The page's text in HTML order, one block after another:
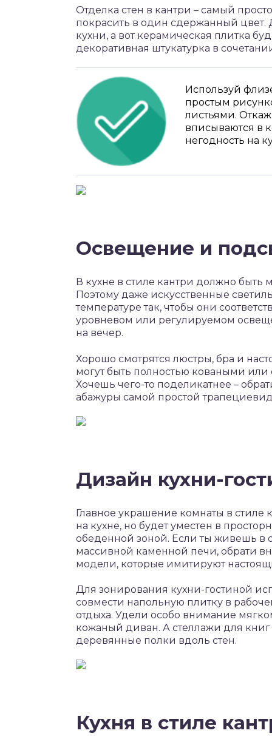
Отделка стен в кантри – самый
покрасить в один сдержанный
кухни, а вот керамическая плитка
декоративная штукатурка в
Используй
простым
листьями.
вписываются в
негодность на
Освещение и
В кухне в стиле кантри должно быть
Поэтому даже искусственные
температуре так, чтобы они
уровневом или регулируемом
на вечер.
Хорошо смотрятся люстры, бра и
могут быть полностью коваными
Хочешь чего-то поделикатнее –
абажуры самой простой
Дизайн кухни-
Главное украшение комнаты в стиле
на кухне, но будет уместен в
обеденной зоной. Если ты живешь в
массивной каменной печи, обрати
модели, которые имитируют
Для зонирования кухни-гостиной
совмести напольную плитку в
отдыха. Удели особо внимание
кожаный диван. А стеллажи для
деревянные полки вдоль стен.
Кухня в стиле